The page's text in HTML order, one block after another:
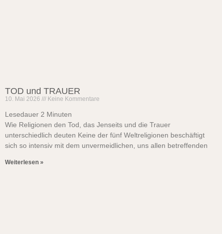
TOD und TRAUER
10. Mai 2026 Keine Kommentare
Lesedauer 2 Minuten
Wie Religionen den Tod, das Jenseits und die Trauer
unterschiedlich deuten Keine der fünf Weltreligionen beschäftigt
sich so intensiv mit dem unvermeidlichen, uns allen betreffenden
Weiterlesen »